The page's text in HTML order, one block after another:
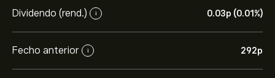
Dividendo (rend.) i 0.03‎p‎ (0.01%)
Fecho anterior i 292‎p‎